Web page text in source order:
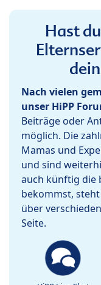
Hast
Nach vielen
unser HiPP
Beiträge oder
möglich. Die
Mamas und
und sind
auch künftig die
bekommst,
über
Seite.